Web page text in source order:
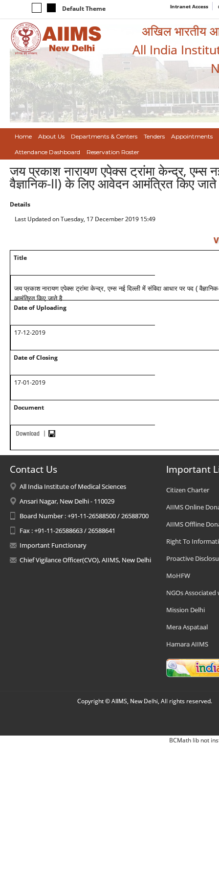
Default Theme Intranet Access
अखिल भारतीय
All India
Home About Us Departments & Centers Tenders Appointments
Attendance Dashboard Reservation Roster
जय प्रकाश नारायण एपेक्स ट्रांमा केन्द्र, एम्स
वैज्ञानिक-II) के लिए आवेदन आमंत्रित किए
Details
Last Updated on Tuesday, 17 December 2019 15:49
Title
जय प्रकाश नारायण एपेक्स ट्रांमा केन्द्र, एम्स नई दिल्ली में संविदा आधार पर पद (
आमंत्रित किए जाते है
Date of Uploading
17-12-2019
Date of Closing
17-01-2019
Document
Contact Us
All India Institute of Medical Sciences
Ansari Nagar, New Delhi - 110029
Board Number : +91-11-26588500 / 26588700
Fax : +91-11-26588663 / 26588641
Important Functionary
Chief Vigilance Officer(CVO), AIIMS, New Delhi
Important
Citizen Charter
AIIMS Online
AIIMS Offline
Right To
Proactive
MoHFW
NGOs Associated
Mission Delhi
Mera Aspataal
Hamara AIIMS
Copyright © AIIMS, New Delhi, All rights reserved.
BCMath lib not